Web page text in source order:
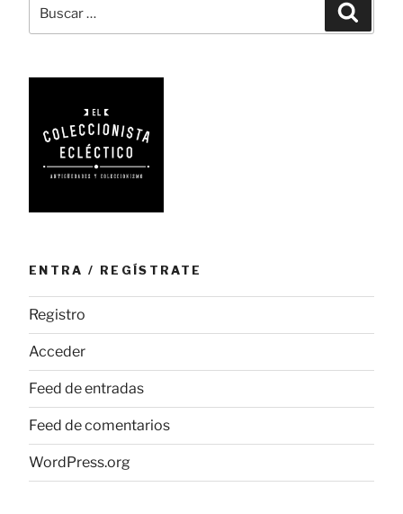
mecánicos»
por:
ENTRA / REGÍSTRATE
Registro
Acceder
Feed de entradas
Feed de comentarios
WordPress.org